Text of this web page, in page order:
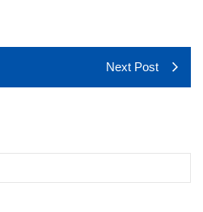
Next Post